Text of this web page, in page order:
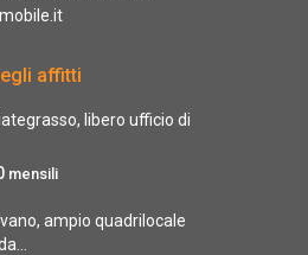
affitti
libero ufficio di
mensili
ampio quadrilocale